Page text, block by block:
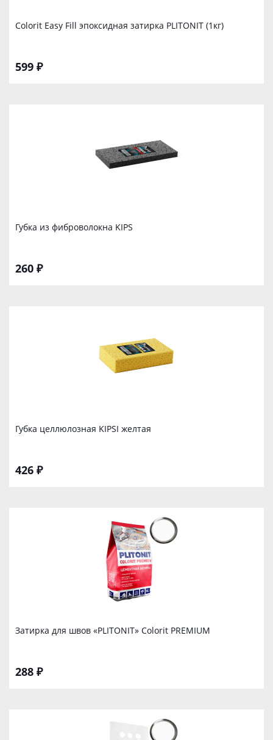
Colorit Easy Fill эпоксидная затирка PLITONIT (1кг)
599 ₽
Губка из фиброволокна KIPS
260 ₽
Губка целлюлозная KIPSI желтая
426 ₽
Затирка для швов «PLITONIT» Colorit PREMIUM
288 ₽